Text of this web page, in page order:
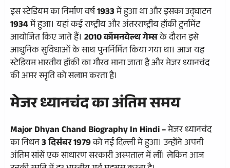
इस स्टेडियम का निर्माण वर्ष1933में हुआ था और इसका उद्घाटन
1934में हुआ। यहां कई राष्ट्रीय और अंतरराष्ट्रीय हॉकी टूर्नामेंट
आयोजित किए जाते हैं। 2010 कॉमनवेल्थ गेम्सके दौरान इसे
आधुनिक सुविधाओं के साथ पुनर्निर्मित किया गया था। आज यह
स्टेडियम भारतीय हॉकी का गौरव माना जाता है और मेजर ध्यानचंद
की अमर स्मृति को सलाम करता है।
मेजर ध्यानचंद का अंतिम समय
Major Dhyan Chand Biography In Hindi –मेजर ध्यानचंद
का निधन3 दिसंबर 1979को नई दिल्ली में हुआ। उन्होंने अपनी
अंतिम सांसें एक साधारण सरकारी अस्पताल में लीं। लेकिन आज